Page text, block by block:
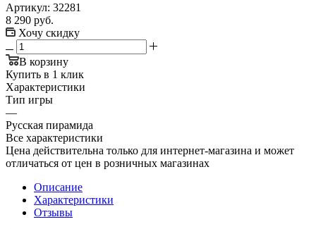
Артикул: 32281
8 290 руб.
Хочу скидку
В корзину
Купить в 1 клик
Характеристики
Тип игры
—
Русская пирамида
Все характеристики
Цена действительна только для интернет-магазина и может
отличаться от цен в розничных магазинах
Описание
Характеристики
Отзывы